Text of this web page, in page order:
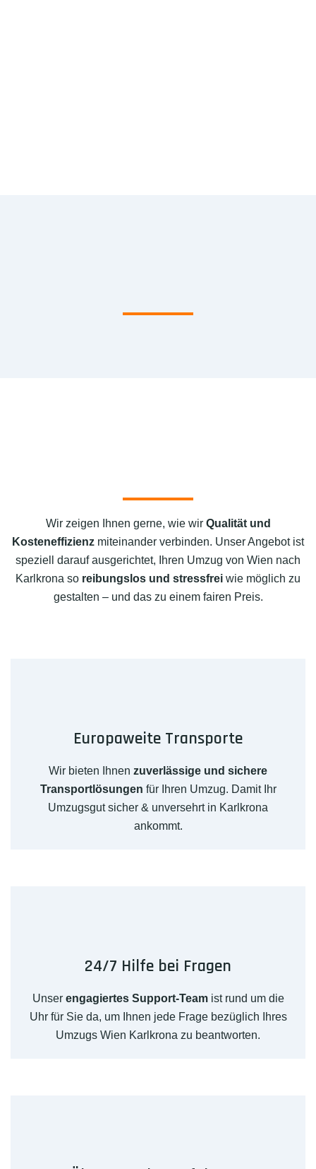
Wir zeigen Ihnen gerne, wie wir Qualität und
Kosteneffizienz miteinander verbinden. Unser Angebot ist
speziell darauf ausgerichtet, Ihren Umzug von Wien nach
Karlkrona so reibungslos und stressfrei wie möglich zu
gestalten – und das zu einem fairen Preis.
Europaweite Transporte
Wir bieten Ihnen zuverlässige und sichere
Transportlösungen für Ihren Umzug. Damit Ihr
Umzugsgut sicher & unversehrt in Karlkrona
ankommt.
24/7 Hilfe bei Fragen
Unser engagiertes Support-Teamist rund um die
Uhr für Sie da, um Ihnen jede Frage bezüglich Ihres
Umzugs Wien Karlkrona zu beantworten.